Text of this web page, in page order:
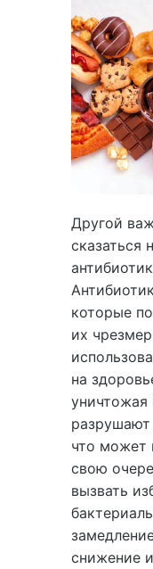
Другой
которые
их
на
уничтожая
что может
свою
вызвать
снижение